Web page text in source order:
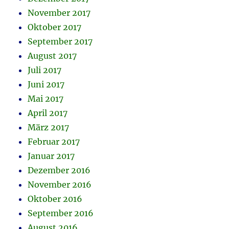
November 2017
Oktober 2017
September 2017
August 2017
Juli 2017
Juni 2017
Mai 2017
April 2017
März 2017
Februar 2017
Januar 2017
Dezember 2016
November 2016
Oktober 2016
September 2016